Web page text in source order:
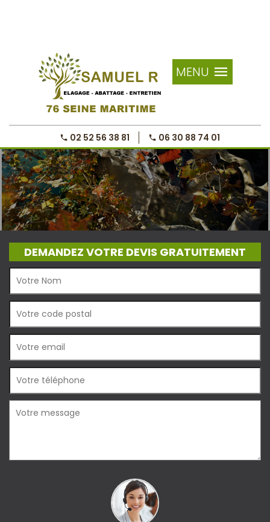
MENU
02 52 56 38 81 06 30 88 74 01
DEMANDEZ VOTRE DEVIS GRATUITEMENT